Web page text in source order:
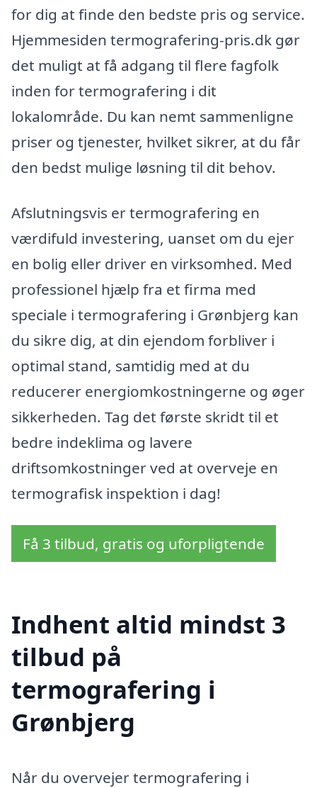
for dig at finde den bedste pris og service.
Hjemmesiden termografering-pris.dk gør
det muligt at få adgang til flere fagfolk
inden for termografering i dit
lokalområde. Du kan nemt sammenligne
priser og tjenester, hvilket sikrer, at du får
den bedst mulige løsning til dit behov.
Afslutningsvis er termografering en
værdifuld investering, uanset om du ejer
en bolig eller driver en virksomhed. Med
professionel hjælp fra et firma med
speciale i termografering i Grønbjerg kan
du sikre dig, at din ejendom forbliver i
optimal stand, samtidig med at du
reducerer energiomkostningerne og øger
sikkerheden. Tag det første skridt til et
bedre indeklima og lavere
driftsomkostninger ved at overveje en
termografisk inspektion i dag!
Få 3 tilbud, gratis og uforpligtende
Indhent altid mindst 3
tilbud på
termografering i
Grønbjerg
Når du overvejer termografering i